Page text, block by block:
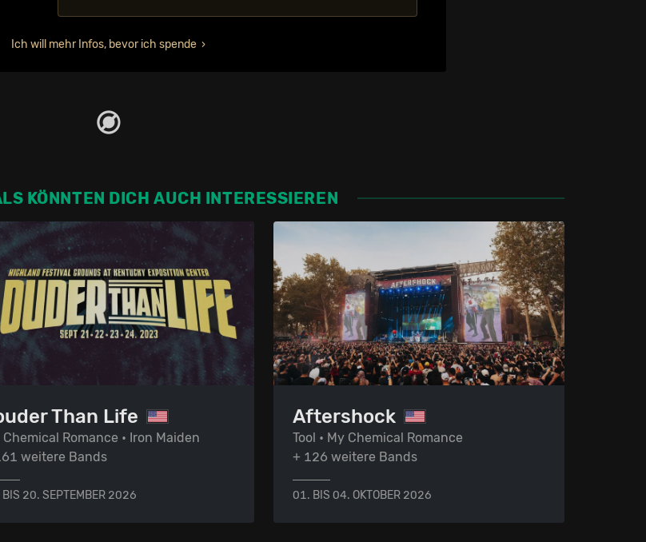
Ich will mehr Infos, bevor ich spende
KÖNNTEN DICH AUCH INTERESSIEREN
Than Life
Chemical Romance • Iron Maiden
weitere Bands
20. SEPTEMBER 2026
Aftershock
Tool • My Chemical Romance
+ 126 weitere Bands
01. BIS 04. OKTOBER 2026